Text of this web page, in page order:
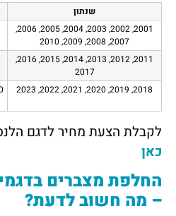
שנתון
2001, 2002, 2003, 2004, 2005, 2006,
2007, 2008, 2009, 2010
2011, 2012, 2013, 2014, 2015, 2016,
2017
2018, 2019, 2020, 2021, 2022, 2023
לקבלת הצעת מחיר לדגם
כאן
החלפת מצברים
– מה חשוב לדעת?